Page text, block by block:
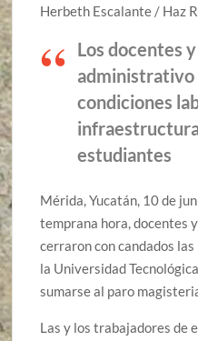
Herbeth Escalante / Haz
Los docentes
administrativo
condiciones
estudiantes
Mérida, Yucatán, 10 de
temprana hora, docentes
cerraron con candados
la Universidad
sumarse al paro
Las y los trabajadores de